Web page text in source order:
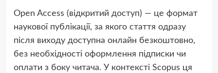
Open Access (відкритий доступ) — це формат
наукової публікації, за якого стаття одразу
після виходу доступна онлайн безкоштовно,
без необхідності оформлення підписки чи
оплати з боку читача. У контексті Scopus ця